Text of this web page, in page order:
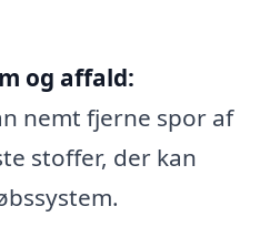
og affald:
nemt fjerne spor af
stoffer, der kan